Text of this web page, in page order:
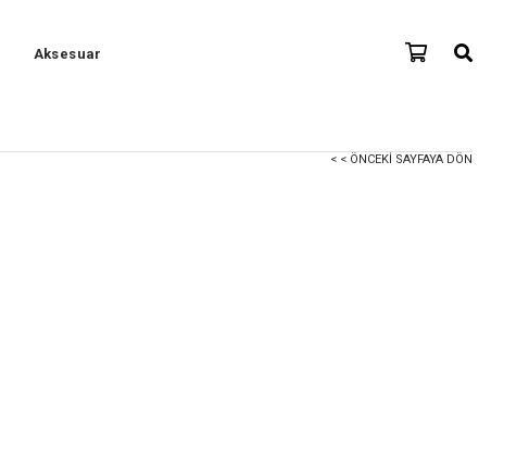
Aksesuar
< < ÖNCEKI SAYFAYA DÖN